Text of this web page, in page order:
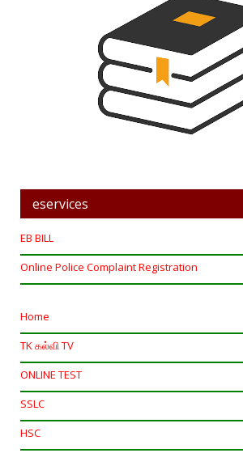
eservices
EB BILL
Online Police Complaint Registration
Home
TK கல்வி TV
ONLINE TEST
SSLC
HSC